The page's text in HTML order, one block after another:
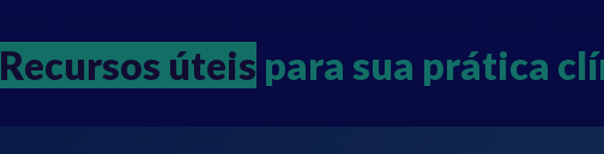
Recursos úteis para sua prática